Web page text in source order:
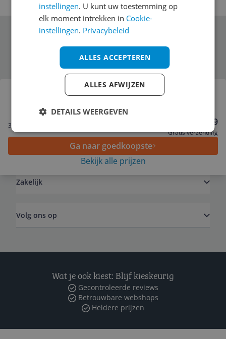
ARCOROC NORMANDIE 2 23 CL - Set of 12
3 tot 4 dagen € 51,39
Gratis verzending
Ga naar goedkoopste
Bekijk alle prijzen
Schrijf je in voor onze nieuwsbrief
Service
Zakelijk
Volg ons op
Wat je ook kiest: Blijf kieskeurig
Gecontroleerde reviews
Betrouwbare webshops
Heldere prijzen
instellingen. U kunt uw toestemming op
elk moment intrekken in Cookie-
instellingen. Privacybeleid
ALLES ACCEPTEREN
ALLES AFWIJZEN
DETAILS WEERGEVEN